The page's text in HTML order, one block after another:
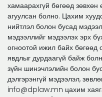
хамаарахгүй бөгөөд зөвхөн
агуулсан болно. Цахим
нийтлэл болон бусад
мэдээллийг мэдээлэх эрх
огноотой ижил байх бөгөөд
явдлыг дурдаагүй байж
зүйн шинэчлэлийн болон
дэлгэрэнгүй мэдээлэл,
info@dplaw.mn цахим